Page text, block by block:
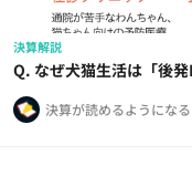
決算解説
Q. なぜ犬猫生活は「後
決算が読めるようにな